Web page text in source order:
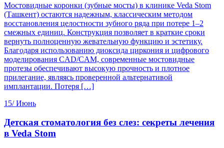
Мостовидные коронки (зубные мосты) в клинике Veda Stom
(Ташкент) остаются надежным, классическим методом
восстановления целостности зубного ряда при потере 1–2
смежных единиц. Конструкция позволяет в краткие сроки
вернуть полноценную жевательную функцию и эстетику.
Благодаря использованию диоксида циркония и цифрового
моделирования CAD/CAM, современные мостовидные
протезы обеспечивают высокую прочность и плотное
прилегание, являясь проверенной альтернативой
имплантации. Потеря […]
15/ Июнь
Детская стоматология без слез: секреты лечения
в Veda Stom